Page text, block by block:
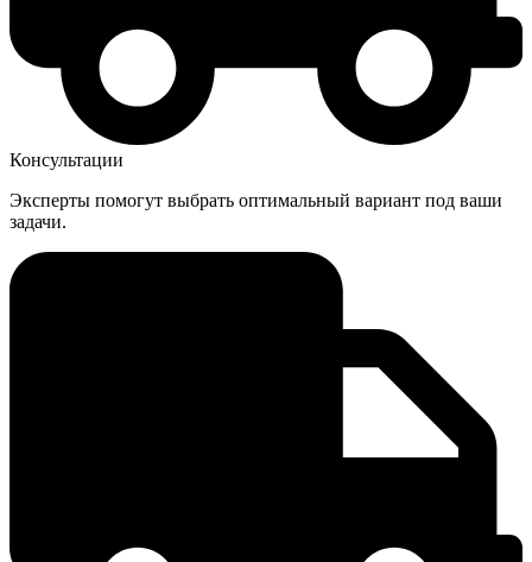
Консультации
Эксперты помогут выбрать оптимальный вариант под ваши
задачи.